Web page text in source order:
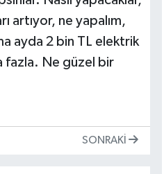
artıyor, ne yapalım,
ayda 2 bin TL elektrik
fazla. Ne güzel bir
SONRAKI